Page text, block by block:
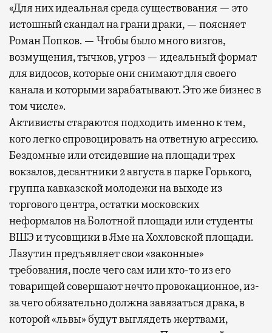
«Для них идеальная среда существования — это
истошный скандал на грани драки, — поясняет
Роман Попков. — Чтобы было много визгов,
возмущения, тычков, угроз — идеальный формат
для видосов, которые они снимают для своего
канала и которыми зарабатывают. Это же бизнес в
том числе».
Активисты стараются подходить именно к тем,
кого легко спровоцировать на ответную агрессию.
Бездомные или отсидевшие на площади трех
вокзалов, десантники 2 августа в парке Горького,
группа кавказской молодежи на выходе из
торгового центра, остатки московских
неформалов на Болотной площади или студенты
ВШЭ и тусовщики в Яме на Хохловской площади.
Лазутин предъявляет свои «законные»
требования, после чего сам или кто-то из его
товарищей совершают нечто провокационное, из-
за чего обязательно должна завязаться драка, в
которой «львы» будут выглядеть жертвами,